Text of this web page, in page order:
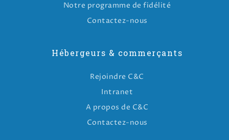
Notre programme de fidélité
Contactez-nous
Hébergeurs & commerçants
Rejoindre C&C
Intranet
A propos de C&C
Contactez-nous